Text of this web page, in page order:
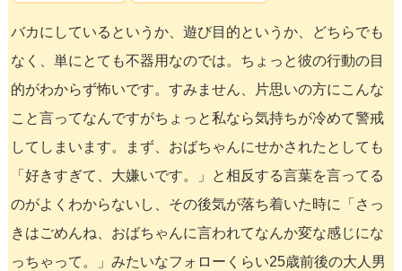
バカにしているというか、遊び目的というか、どちらでも
なく、単にとても不器用なのでは。ちょっと彼の行動の目
的がわからず怖いです。すみません、片思いの方にこんな
こと言ってなんですがちょっと私なら気持ちが冷めて警戒
してしまいます。まず、おばちゃんにせかされたとしても
「好きすぎて、大嫌いです。」と相反する言葉を言ってる
のがよくわからないし、その後気が落ち着いた時に「さっ
きはごめんね、おばちゃんに言われてなんか変な感じにな
っちゃって。」みたいなフォローくらい25歳前後の大人男